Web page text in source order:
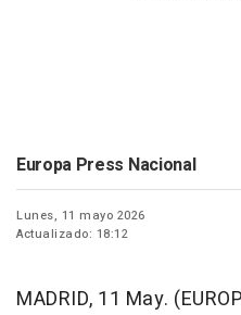
Europa Press Nacional
Lunes, 11 mayo 2026
Actualizado: 18:12
MADRID, 11 May.